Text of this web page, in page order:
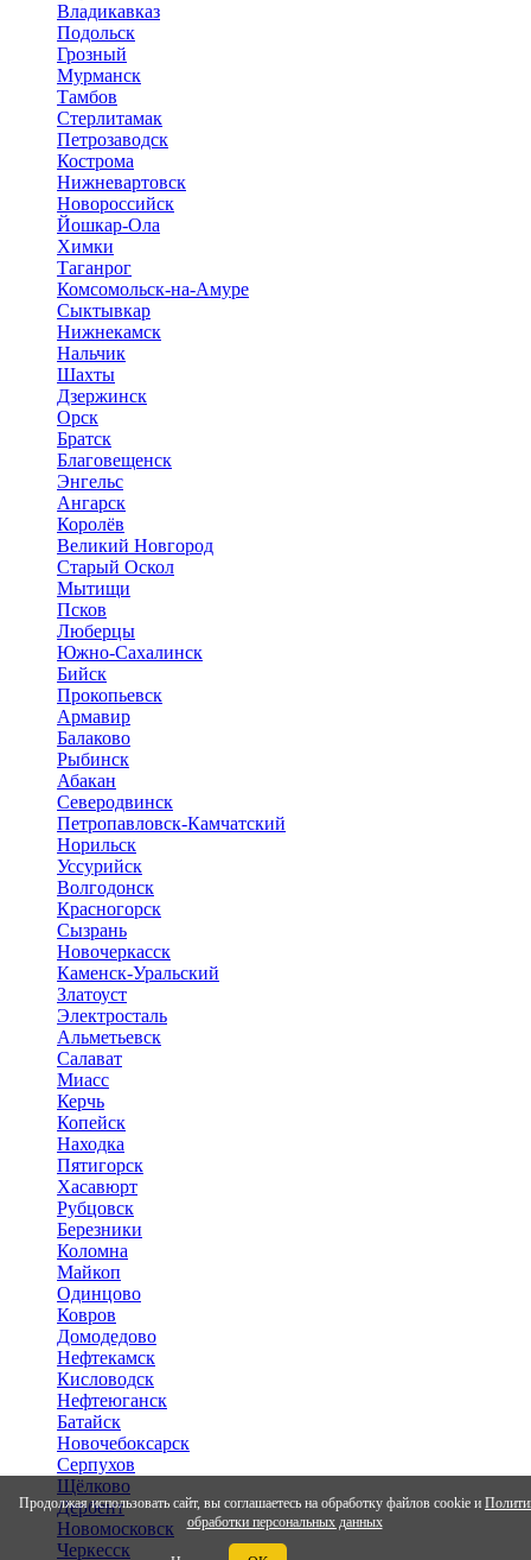
Продолжая использовать сайт, вы соглашаетесь на обработку файлов cookie и
обработки персональных данных
Владикавказ
Подольск
Грозный
Мурманск
Тамбов
Стерлитамак
Петрозаводск
Кострома
Нижневартовск
Новороссийск
Йошкар-Ола
Химки
Таганрог
Комсомольск-на-Амуре
Сыктывкар
Нижнекамск
Нальчик
Шахты
Дзержинск
Орск
Братск
Благовещенск
Энгельс
Ангарск
Королёв
Великий Новгород
Старый Оскол
Мытищи
Псков
Люберцы
Южно-Сахалинск
Бийск
Прокопьевск
Армавир
Балаково
Рыбинск
Абакан
Северодвинск
Петропавловск-Камчатский
Норильск
Уссурийск
Волгодонск
Красногорск
Сызрань
Новочеркасск
Каменск-Уральский
Златоуст
Электросталь
Альметьевск
Салават
Миасс
Керчь
Копейск
Находка
Пятигорск
Хасавюрт
Рубцовск
Березники
Коломна
Майкоп
Одинцово
Ковров
Домодедово
Нефтекамск
Кисловодск
Нефтеюганск
Батайск
Новочебоксарск
Серпухов
Щёлково
Дербент
Новомосковск
Черкесск